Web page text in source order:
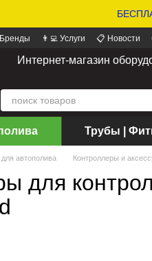
👨‍💻 Услуги 📋 Новости
Интернет-магазин
Трубы |
автополива Контроллеры и
для